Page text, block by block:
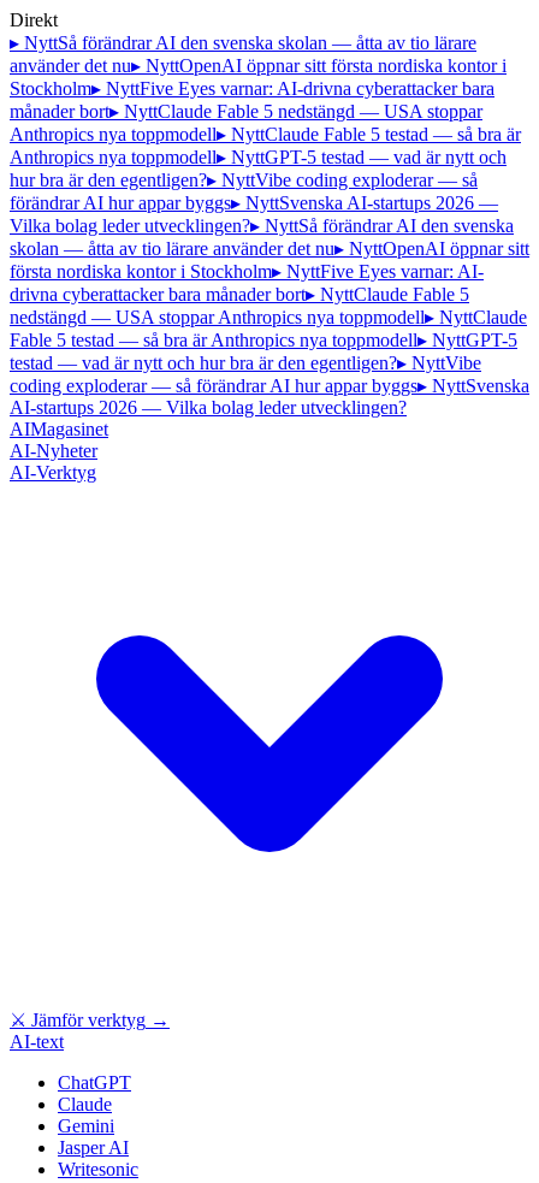
Direkt
▸ NyttSå förändrar AI den svenska skolan — åtta av tio lärare
använder det nu▸ NyttOpenAI öppnar sitt första nordiska kontor i
Stockholm▸ NyttFive Eyes varnar: AI-drivna cyberattacker bara
månader bort▸ NyttClaude Fable 5 nedstängd — USA stoppar
Anthropics nya toppmodell▸ NyttClaude Fable 5 testad — så bra är
Anthropics nya toppmodell▸ NyttGPT-5 testad — vad är nytt och
hur bra är den egentligen?▸ NyttVibe coding exploderar — så
förändrar AI hur appar byggs▸ NyttSvenska AI-startups 2026 —
Vilka bolag leder utvecklingen?▸ NyttSå förändrar AI den svenska
skolan — åtta av tio lärare använder det nu▸ NyttOpenAI öppnar sitt
första nordiska kontor i Stockholm▸ NyttFive Eyes varnar: AI-
drivna cyberattacker bara månader bort▸ NyttClaude Fable 5
nedstängd — USA stoppar Anthropics nya toppmodell▸ NyttClaude
Fable 5 testad — så bra är Anthropics nya toppmodell▸ NyttGPT-5
testad — vad är nytt och hur bra är den egentligen?▸ NyttVibe
coding exploderar — så förändrar AI hur appar byggs▸ NyttSvenska
AI-startups 2026 — Vilka bolag leder utvecklingen?
AIMagasinet
AI-Nyheter
AI-Verktyg
⚔ Jämför verktyg →
AI-text
ChatGPT
Claude
Gemini
Jasper AI
Writesonic